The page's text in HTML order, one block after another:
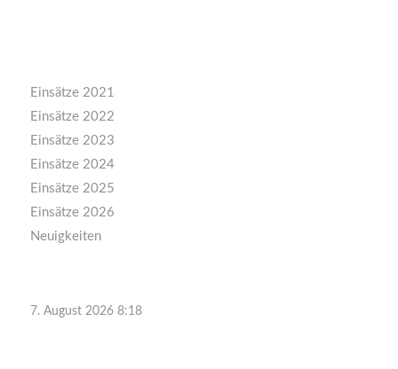
Einsätze 2021
Einsätze 2022
Einsätze 2023
Einsätze 2024
Einsätze 2025
Einsätze 2026
Neuigkeiten
7. August 2026 8:18